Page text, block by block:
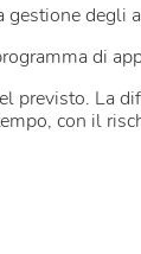
degli
di
previsto. La
con il